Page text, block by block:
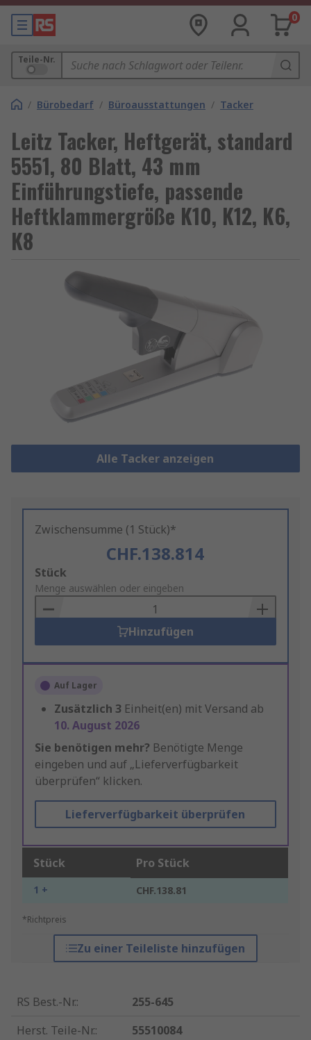
0
Teile-Nr.
/ Bürobedarf / Büroausstattungen / Tacker
Leitz Tacker, Heftgerät, standard
5551, 80 Blatt, 43 mm
Einführungstiefe, passende
Heftklammergröße K10, K12, K6,
K8
Alle Tacker anzeigen
Zwischensumme (1 Stück)*
CHF.138.814
Add
to
Basket
Stück
Menge auswählen oder eingeben
Hinzufügen
Auf Lager
Zusätzlich 3 Einheit(en) mit Versand ab
10. August 2026
Sie benötigen mehr? Benötigte Menge
eingeben und auf „Lieferverfügbarkeit
überprüfen“ klicken.
Lieferverfügbarkeit überprüfen
Stück Pro Stück
1 + CHF.138.81
*Richtpreis
Zu einer Teileliste hinzufügen
RS Best.-Nr.:
255-645
Herst. Teile-Nr.:
55510084